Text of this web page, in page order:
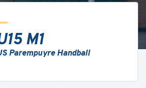
M1
Parempuyre Handball